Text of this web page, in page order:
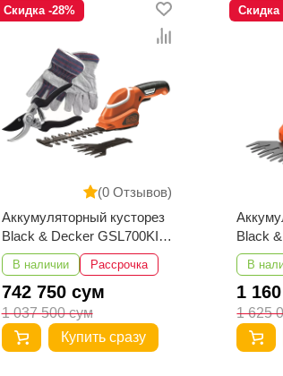
(0 Отзывов)
Скидка -28%
Аккумуляторный кусторез
Black & Decker GSL700KIT-
QW
В наличии Рассрочка
742 750 сум
1 037 500 сум
Купить сразу
Скидка
Black &
QW
В
1
1 625